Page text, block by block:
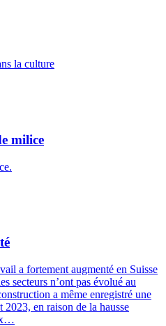
la culture
milice
a fortement augmenté en Suisse
secteurs n’ont pas évolué au
a même enregistré une
2023, en raison de la hausse